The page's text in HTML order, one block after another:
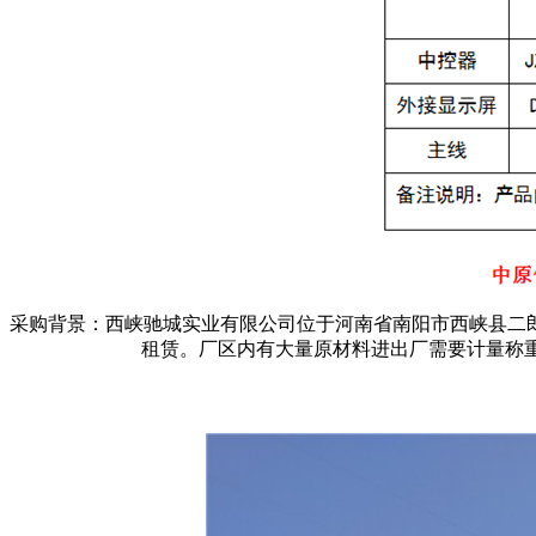
采购背景：西峡驰城实业有限公司 位于河南省南阳市西峡县二
租赁。厂区内有大量原材料进出厂需要计量称